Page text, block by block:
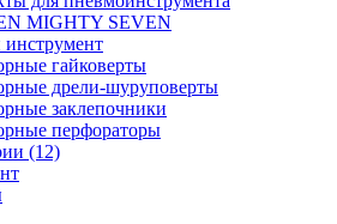
MIGHTY SEVEN
гайковерты
дрели-шуруповерты
заклепочники
перфораторы
(12)